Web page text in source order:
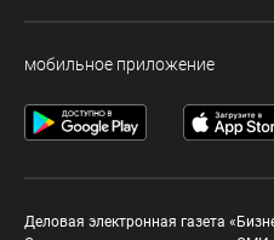
мобильное приложение
Деловая электронная газета